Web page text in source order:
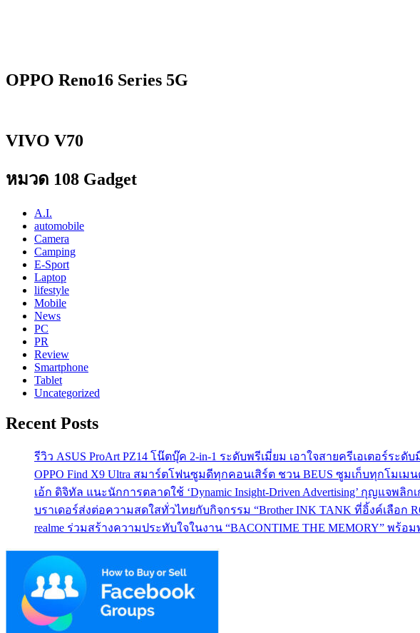
OPPO Reno16 Series 5G
VIVO V70
หมวด 108 Gadget
A.I.
automobile
Camera
Camping
E-Sport
Laptop
lifestyle
Mobile
News
PC
PR
Review
Smartphone
Tablet
Uncategorized
Recent Posts
รีวิว ASUS ProArt PZ14 โน๊ตบุ๊ค 2-in-1 ระดับพรีเมี่ยม เอาใจสายครีเอเตอร์ระ
OPPO Find X9 Ultra สมาร์ตโฟนซูมดีทุกคอนเสิร์ต ชวน BEUS ซูมเก็บทุกโมเ
เอ้ก ดิจิทัล แนะนักการตลาดใช้ ‘Dynamic Insight-Driven Advertising’ กุญแจพลิก
บราเดอร์ส่งต่อความสดใสทั่วไทยกับกิจกรรม “Brother INK TANK ที่อิ้งค์เลือ
realme ร่วมสร้างความประทับใจในงาน “BACONTIME THE MEMORY” พร้